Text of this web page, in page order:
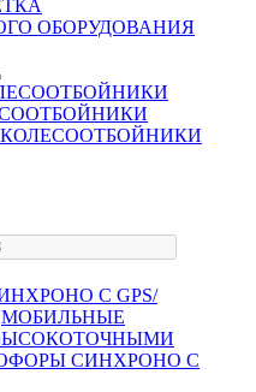
ОБОРУДОВАНИЯ
С GPS/
МОБИЛЬНЫЕ
СИНХРОНО С